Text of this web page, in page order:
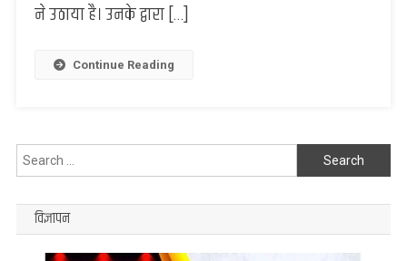
रहते
गैरहाजिर
ने उठाया है। उनके द्वारा […]
Continue Reading
Search
for:
विज्ञापन